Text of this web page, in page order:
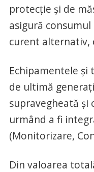
protecţie şi de
asigură
curent alternativ,
Echipamentele
de ultimă
supravegheată şi
urmând a fi
(Monitorizare,
Din valoarea